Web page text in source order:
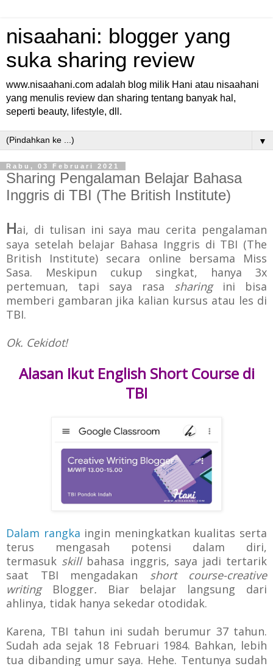
nisaahani: blogger yang
suka sharing review
www.nisaahani.com adalah blog milik Hani atau nisaahani
yang menulis review dan sharing tentang banyak hal,
seperti beauty, lifestyle, dll.
▼
Rabu, 03 Februari 2021
Sharing Pengalaman Belajar Bahasa
Inggris di TBI (The British Institute)
Hai, di tulisan ini saya mau cerita pengalaman
saya setelah belajar Bahasa Inggris di TBI (The
British Institute) secara online bersama Miss
Sasa. Meskipun cukup singkat, hanya 3x
pertemuan, tapi saya rasa sharing ini bisa
memberi gambaran jika kalian kursus atau les di
TBI.
Ok. Cekidot!
Alasan Ikut English Short Course di
TBI
Dalam rangka ingin meningkatkan kualitas serta
terus mengasah potensi dalam diri,
termasuk skill bahasa inggris, saya jadi tertarik
saat TBI mengadakan short course-creative
writing Blogger. Biar belajar langsung dari
ahlinya, tidak hanya sekedar otodidak.
Karena, TBI tahun ini sudah berumur 37 tahun.
Sudah ada sejak 18 Februari 1984. Bahkan, lebih
tua dibanding umur saya. Hehe. Tentunya sudah